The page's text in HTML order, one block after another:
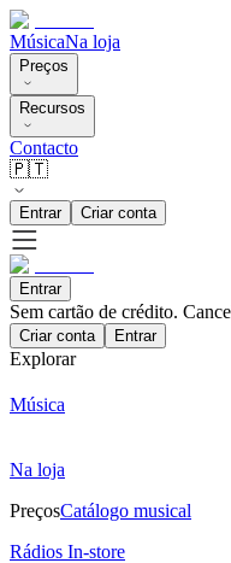
MúsicaNa loja
Preços
Recursos
Contacto
🇵🇹
Entrar Criar conta
Entrar
Sem cartão de crédito.
Criar conta Entrar
Explorar
Música
Na loja
PreçosCatálogo musical
Rádios In-store